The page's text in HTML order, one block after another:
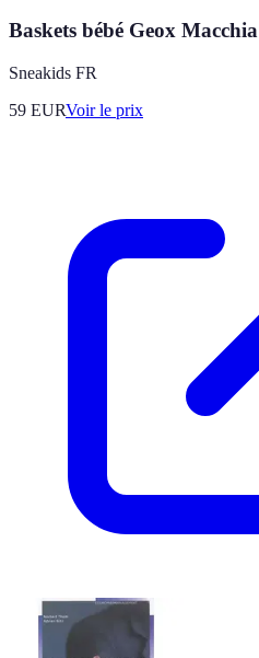
Baskets bébé Geox Macchia
Sneakids FR
59 EURVoir le prix